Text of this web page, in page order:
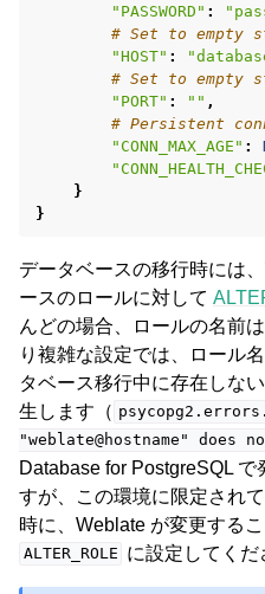
"PASSWORD" :
# Set to empty
"HOST" :
# Set to empty
"PORT" : "" ,
# Persistent
"CONN_MAX_AGE" :
}
}
データベースの移行時には
ースのロールに対して
んどの場合、ロールの名前
り複雑な設定では、ロール
タベース移行中に存在しな
生します（
"weblate@hostname"
does
Database for PostgreSQL
すが、この環境に限定され
時に、Weblate が変更する
ALTER_ROLE に設定してくだ